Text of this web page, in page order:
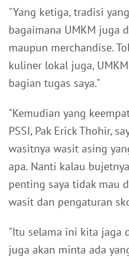
"Yang ketiga, tradisi
bagaimana UMKM juga
maupun merchandise.
kuliner lokal juga,
bagian tugas saya."
"Kemudian yang
PSSI, Pak Erick Thohir,
wasitnya wasit asing
apa. Nanti kalau
penting saya tidak mau
wasit dan pengaturan
"Itu selama ini kita jaga
juga akan minta ada